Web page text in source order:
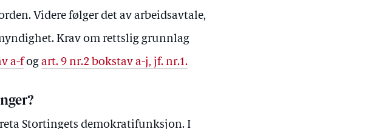
Videre følger det av arbeidsavtale,
Krav om rettslig grunnlag
a-fogart. 9 nr.2 bokstav a-j, jf. nr.1.
Stortingets demokratifunksjon. I